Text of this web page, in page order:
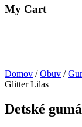
My Cart
Domov /Obuv /
Glitter Lilas
Detské